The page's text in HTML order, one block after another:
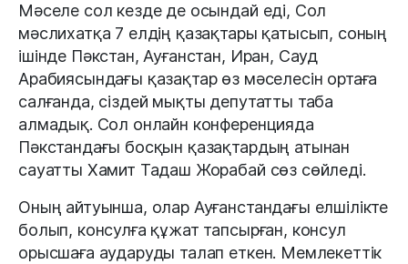
Мәселе сол кезде де осындай еді, Сол
мәслихатқа 7 елдің қазақтары қатысып, соның
ішінде Пәкстан, Ауғанстан, Иран, Сауд
Арабиясындағы қазақтар өз мәселесін ортаға
салғанда, сіздей мықты депутатты таба
алмадық. Сол онлайн конференцияда
Пәкстандағы босқын қазақтардың атынан
сауатты Хамит Тадаш Жорабай сөз сөйледі.
Оның айтуынша, олар Ауғанстандағы елшілікте
болып, консулға құжат тапсырған, консул
орысшаға аударуды талап еткен. Мемлекеттік